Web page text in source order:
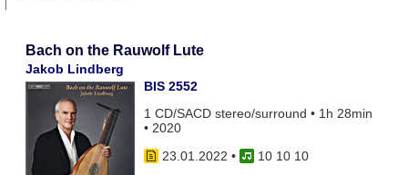
Bach on the Rauwolf Lute
Jakob Lindberg
BIS 2552
1 CD/SACD stereo/surround • 1h 28min
• 2020
23.01.2022 •
10 10 10